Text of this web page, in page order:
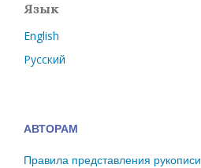
Язык
English
Русский
АВТОРАМ
Правила представления рукописи